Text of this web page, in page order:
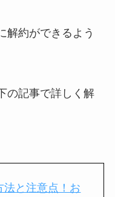
解約ができるよう
の記事で詳しく解
法と注意点！お